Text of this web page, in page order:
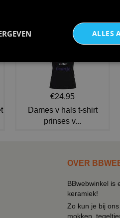
NIEUW IN DE
€24,95
Dames v hals t-shirt
prinses v...
OVER
BBwebwinkel is
keramiek!
Zo kun je bij
mokken,
ALLES